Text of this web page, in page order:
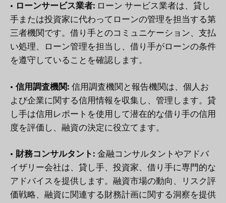
• ローンサービス業者: ローン サービス業者は、貸し
手または投資家に代わってローンの管理を担当する第
三者機関です。借り手とのコミュニケーション、支払
い処理、ローン管理を担当し、借り手がローンの条件
を遵守していることを確認します。
• 信用調査機関: 信用調査機関と報告機関は、個人お
よび企業に関する信用情報を収集し、管理します。貸
し手は信用レポートを使用して潜在的な借り手の信用
度を評価し、融資の決定に役立てます。
• 財務コンサルタント: 金融コンサルタントやアドバ
イザリー会社は、貸し手、投資家、借り手に専門的な
アドバイスを提供します。融資市場の動向、リスク評
価戦略、融資に関連する財務計画に関する洞察を提供